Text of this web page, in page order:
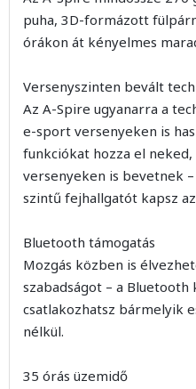
puha, 3D-formázott
órákon át kényelmes
Versenyszinten bevált
Az A-Spire ugyanarra a
e-sport versenyeken is
funkciókat hozza el
versenyeken is bevetnek
szintű fejhallgatót kapsz
Bluetooth támogatás
Mozgás közben is
szabadságot – a
csatlakozhatsz bármelyik
nélkül.
35 órás üzemidő